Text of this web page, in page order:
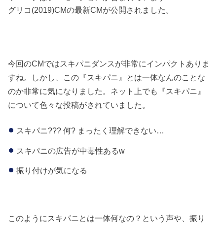
グリコ(2019)CMの最新CMが公開されました。
今回のCMではスキパニダンスが非常にインパクトありま
すね。しかし、この『スキパニ』とは一体なんのことな
のか非常に気になりました。ネット上でも『スキパニ』
について色々な投稿がされていました。
スキパニ??? 何? まったく理解できない…
スキパニの広告が中毒性あるw
振り付けが気になる
このようにスキパニとは一体何なの？という声や、振り